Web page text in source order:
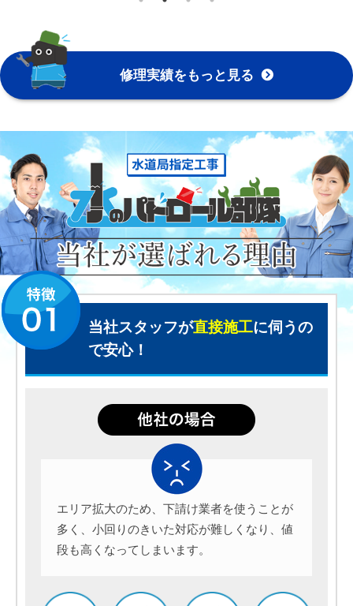
修理実績をもっと見る
当社スタッフが直接施工に伺うの
で安心！
エリア拡大のため、下請け業者を使うことが
多く、小回りのきいた対応が難しくなり、値
段も高くなってしまいます。